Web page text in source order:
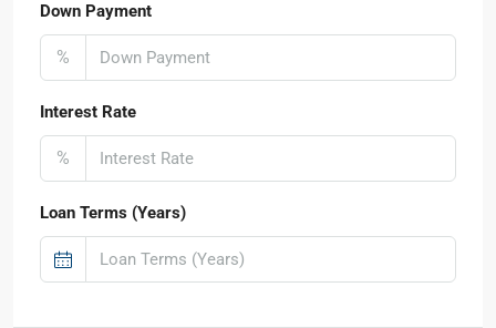
Down Payment
%
Interest Rate
%
Loan Terms (Years)